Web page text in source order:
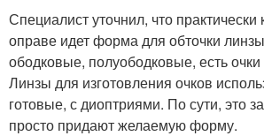
Специалист уточнил, что практически
оправе идет форма для обточки
ободковые, полуободковые, есть
Линзы для изготовления очков
готовые, с диоптриями. По сути, это
просто придают желаемую форму.